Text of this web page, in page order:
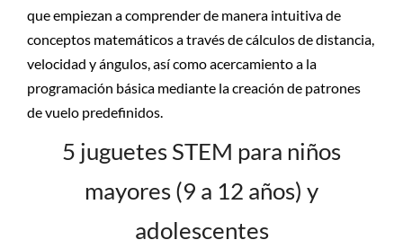
que empiezan a comprender de manera intuitiva de
conceptos matemáticos a través de cálculos de distancia,
velocidad y ángulos, así como acercamiento a la
programación básica mediante la creación de patrones
de vuelo predefinidos.
5 juguetes STEM para niños
mayores (9 a 12 años) y
adolescentes